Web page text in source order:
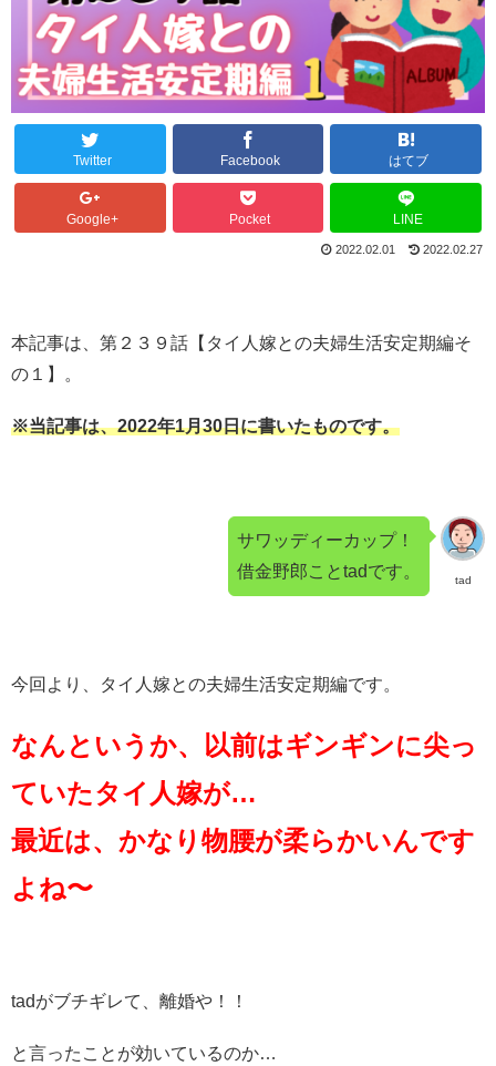
Twitter Facebook はてブ
Google+ Pocket LINE
2022.02.01 2022.02.27
本記事は、第２３９話【タイ人嫁との夫婦生活安定期編そ
の１】。
※当記事は、2022年1月30日に書いたものです。
tad
サワッディーカップ！
借金野郎ことtadです。
今回より、タイ人嫁との夫婦生活安定期編です。
なんというか、以前はギンギンに尖っ
ていたタイ人嫁が…
最近は、かなり物腰が柔らかいんです
よね〜
tadがブチギレて、離婚や！！
と言ったことが効いているのか…